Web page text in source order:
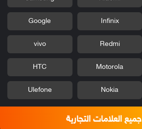
Infinix
Google
Redmi
vivo
Motorola
HTC
Nokia
Ulefone
جميع العلامات التجارية